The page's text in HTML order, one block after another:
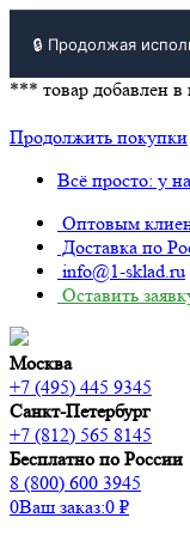
🔒 Продолжая
*** товар добавлен в
Продолжить покупки
Всё просто: у
Оптовым
Доставка по
info@1-sklad.ru
Оставить
Москва
+7 (495) 445 9345
Санкт-Петербург
+7 (812) 565 8145
Бесплатно по России
8 (800) 600 3945
0Ваш заказ:0 ₽